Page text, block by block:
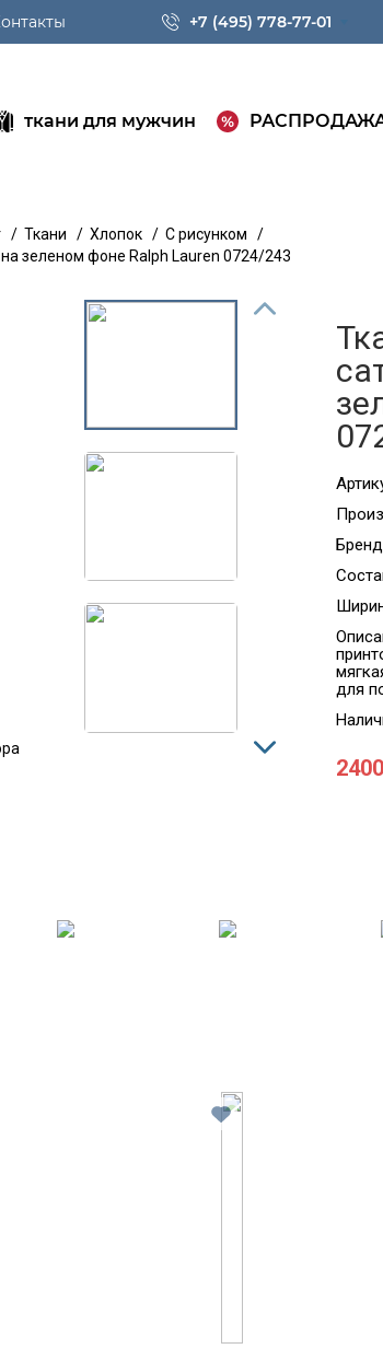
+7 (495) 778-77-01
ткани для мужчин
/ Ткани / Хлопок / С рисунком /
зеленом фоне Ralph Lauren 0724/243
для
2400